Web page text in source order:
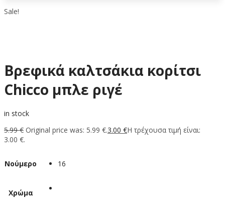
Sale!
Βρεφικά καλτσάκια κορίτσι
Chicco μπλε ριγέ
in stock
5.99€ Original price was: 5.99 €.3.00 €Η τρέχουσα τιμή είναι:
3.00 €.
Νούμερο 16
Χρώμα